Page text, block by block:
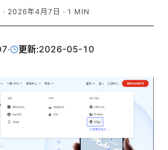
· 2026年4月7日 · 1 MIN
· 更新:2026-05-10